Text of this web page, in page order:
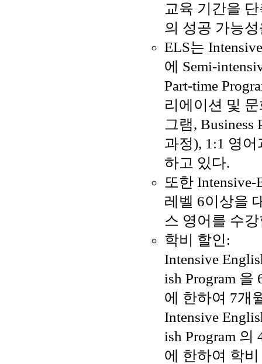
교육 기간을
의 성공 가능
ELS는
에 Semi-
Part-time
리에이션 및
그램,
과정), 1:1 영
하고 있다.
또한
레벨 6이상을
스 영어를 수
학비 할인:
Intensive
ish Program
에 한하여 7개
Intensive
ish Program
에 한하여 학